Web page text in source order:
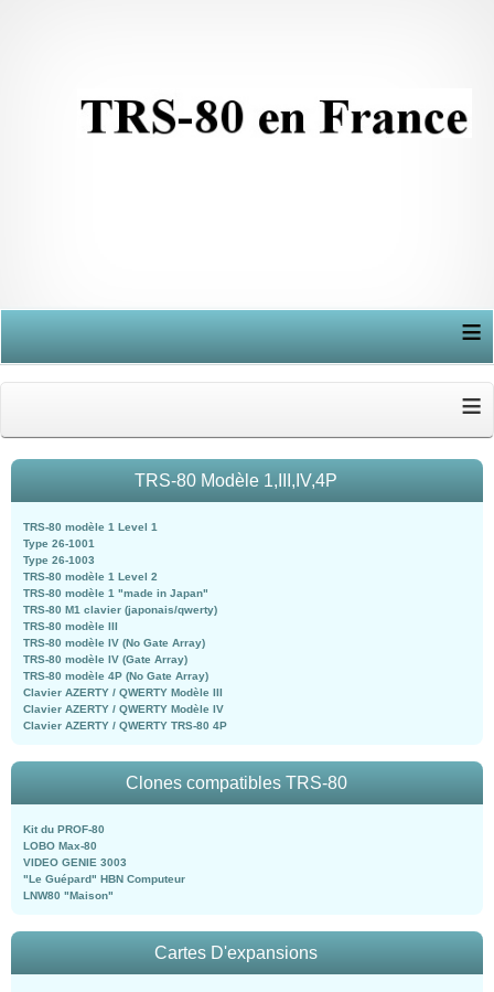
≡
≡
TRS-80 Modèle 1,III,IV,4P
TRS-80 modèle 1 Level 1
Type 26-1001
Type 26-1003
TRS-80 modèle 1 Level 2
TRS-80 modèle 1 "made in Japan"
TRS-80 M1 clavier (japonais/qwerty)
TRS-80 modèle III
TRS-80 modèle IV (No Gate Array)
TRS-80 modèle IV (Gate Array)
TRS-80 modèle 4P (No Gate Array)
Clavier AZERTY / QWERTY Modèle III
Clavier AZERTY / QWERTY Modèle IV
Clavier AZERTY / QWERTY TRS-80 4P
Clones compatibles TRS-80
Kit du PROF-80
LOBO Max-80
VIDEO GENIE 3003
"Le Guépard" HBN Computeur
LNW80 "Maison"
Cartes D'expansions